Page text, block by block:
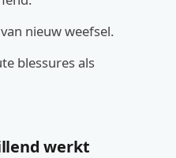
nieuw weefsel.
blessures als
werkt